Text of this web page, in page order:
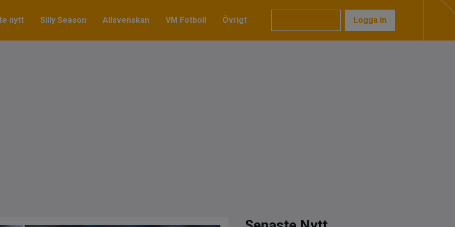
nytt Silly Season Allsvenskan VM Fotboll Övrigt Logga in